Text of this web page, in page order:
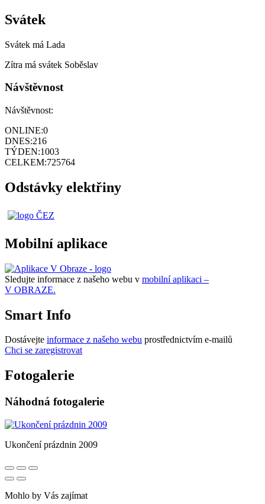
Svátek
Svátek má Lada
Zítra má svátek Soběslav
Návštěvnost
Návštěvnost:
ONLINE:0
DNES:216
TÝDEN:1003
CELKEM:725764
Odstávky elektřiny
Mobilní aplikace
Sledujte informace z našeho webu v mobilní aplikaci –
V OBRAZE.
Smart Info
Dostávejte informace z našeho webu prostřednictvím e-mailů
Chci se zaregistrovat
Fotogalerie
Náhodná fotogalerie
Ukončení prázdnin 2009
Mohlo by Vás zajímat